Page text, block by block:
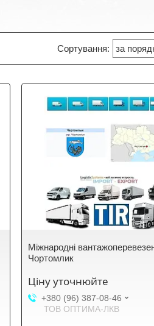
Міжнародні
Чортомлик
Ціну уточнюйте
+380 (96) 387-08-46
ТОВ ОПТИМА-ЛКВ